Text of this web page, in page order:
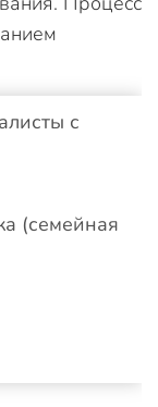
с
(семейная